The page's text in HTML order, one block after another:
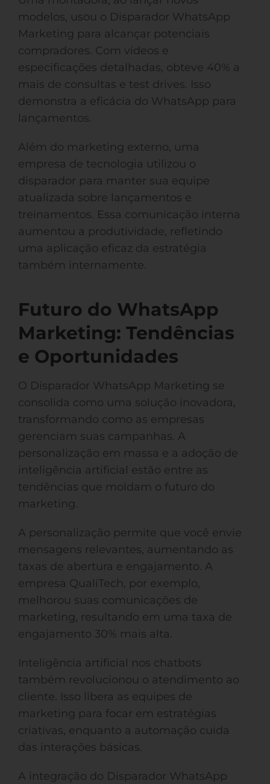
modelos, usou o Disparador WhatsApp
Marketing para alcançar potenciais
compradores. Com vídeos e
especificações detalhadas, obteve 40% a
mais de consultas e test drives. Isso
demonstra a eficácia do WhatsApp para
lançamentos.
Além do marketing externo, uma
empresa de tecnologia utilizou o
disparador para manter sua equipe
atualizada sobre lançamentos e
treinamentos. Essa comunicação interna
aumentou a produtividade, refletindo
uma aplicação eficaz da estratégia
também internamente.
Futuro do WhatsApp
Marketing: Tendências
e Oportunidades
O Disparador WhatsApp Marketing se
consolida como uma solução inovadora,
transformando como as empresas
gerenciam suas campanhas. A
personalização em massa e a adoção de
inteligência artificial estão entre as
tendências que moldam o futuro do
marketing.
A personalização permite que você envie
mensagens relevantes, aumentando as
taxas de abertura e engajamento. A
empresa QualiTech, por exemplo,
melhorou suas comunicações de
marketing, resultando em uma taxa de
engajamento 30% mais alta.
Inteligência artificial nos chatbots
também revolucionou o atendimento ao
cliente. Isso libera as equipes de
marketing para focar em estratégias
criativas, enquanto a automação cuida
das interações básicas.
A integração do Disparador WhatsApp